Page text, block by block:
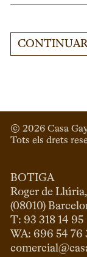
© 2026 Casa
Tots els drets
BOTIGA
Roger de
(08010)
T: 93 318 14 95